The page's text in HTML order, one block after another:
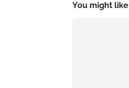
You might like